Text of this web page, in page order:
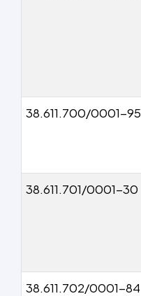
38.611.700/0001-95
38.611.701/0001-30
38.611.702/0001-84